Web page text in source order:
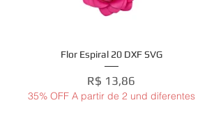
Flor Espiral 20 DXF SVG
Preço
R$ 13,86
35% OFF A partir de 2 und diferentes